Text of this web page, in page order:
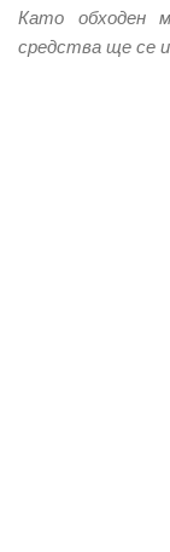
Като обходен
средства ще се